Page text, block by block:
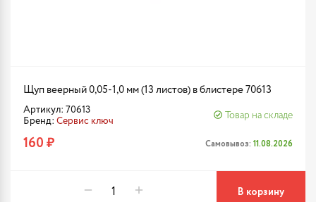
Щуп веерный 0,05-1,0 мм (13 листов) в блистере 70613
Артикул: 70613
Бренд: Сервис ключ
Товар на складе
160 ₽ Самовывоз: 11.08.2026
В корзину